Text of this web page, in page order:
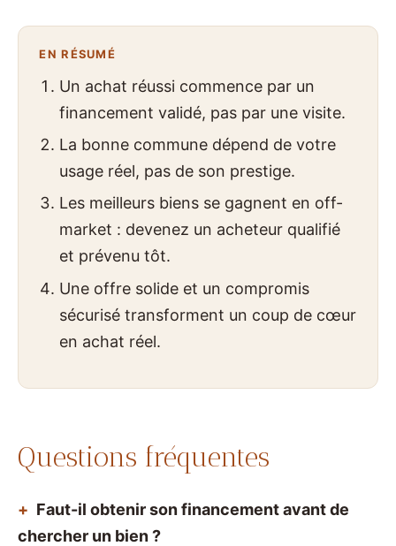
EN RÉSUMÉ
Un achat réussi commence par un
financement validé, pas par une visite.
La bonne commune dépend de votre
usage réel, pas de son prestige.
Les meilleurs biens se gagnent en off-
market : devenez un acheteur qualifié
et prévenu tôt.
Une offre solide et un compromis
sécurisé transforment un coup de cœur
en achat réel.
Questions fréquentes
Faut-il obtenir son financement avant de
chercher un bien ?